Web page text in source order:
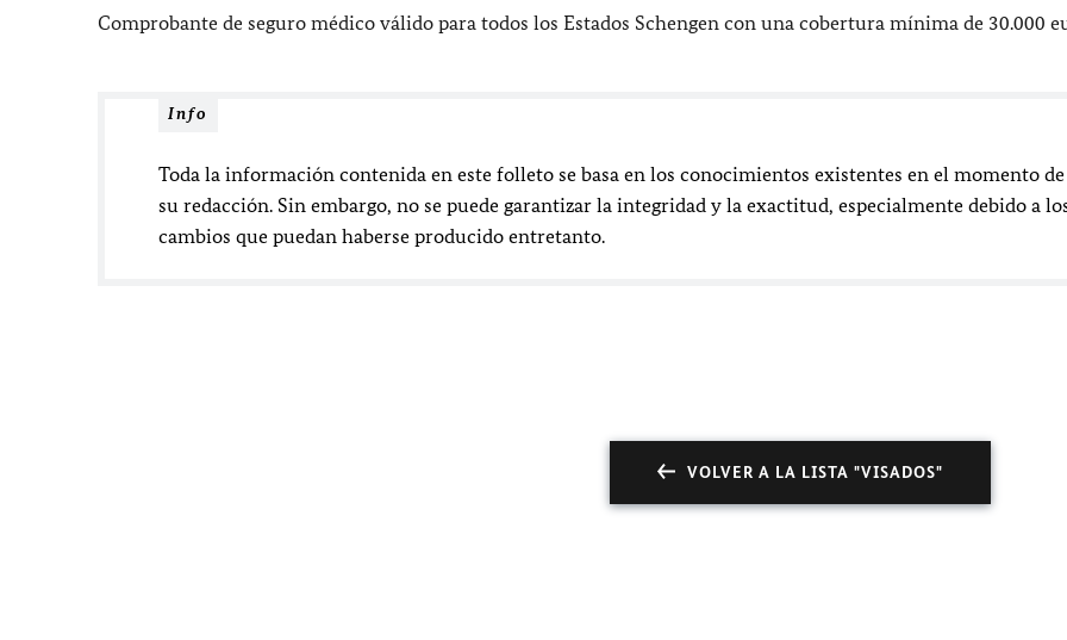
Comprobante de seguro médico válido para todos los Estados Schengen con una cobertura mínima de 30.000
Info
Toda la información contenida en este folleto se basa en los conocimientos existentes en el momento de
su redacción. Sin embargo, no se puede garantizar la integridad y la exactitud, especialmente debido a
cambios que puedan haberse producido entretanto.
VOLVER A LA LISTA "VISADOS"